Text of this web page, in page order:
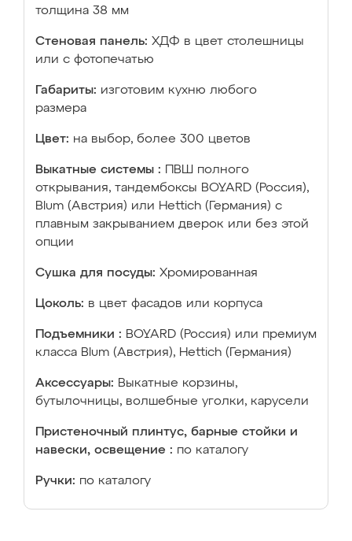
толщина 38 мм
Стеновая панель: ХДФ в цвет столешницы
или с фотопечатью
Габариты: изготовим кухню любого
размера
Цвет: на выбор, более 300 цветов
Выкатные системы :
ПВШ полного
открывания, тандембоксы BOYARD (Россия),
Blum (Австрия) или Hettich (Германия) с
плавным закрыванием дверок или без этой
опции
Сушка для посуды: Хромированная
Цоколь: в цвет фасадов или корпуса
Подъемники : BOYARD (Россия) или премиум
класса Blum (Австрия), Hettich (Германия)
Аксессуары: Выкатные корзины,
бутылочницы, волшебные уголки, карусели
Пристеночный плинтус, барные стойки и
навески, освещение : по каталогу
Ручки: по каталогу